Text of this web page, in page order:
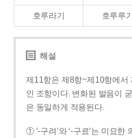
호루라기 호루루기
해설
제11항은 제8항~제10항에서
인 조항이다. 변화된 발음이
은 동일하게 적용된다.
① ‘-구려’와 ‘-구료’는 미묘한